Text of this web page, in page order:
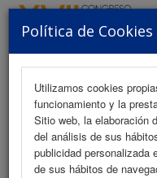
Política de Cookies
Utilizamos cookies
funcionamiento y la
Sitio web, la elaboración
del análisis de sus
publicidad personalizada
de sus hábitos de
MENU
Programa Científico
Programa Científico (PDF)